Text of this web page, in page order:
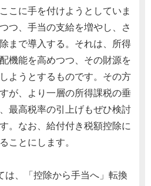
こに手を付けようとしていま
つ、手当の支給を増やし、さ
まで導入する。それは、所得
機能を高めつつ、その財源を
ようとするものです。その方
が、より一層の所得課税の垂
最高税率の引上げもぜひ検討
。なお、給付付き税額控除に
ことにします。
は、「控除から手当へ」転換